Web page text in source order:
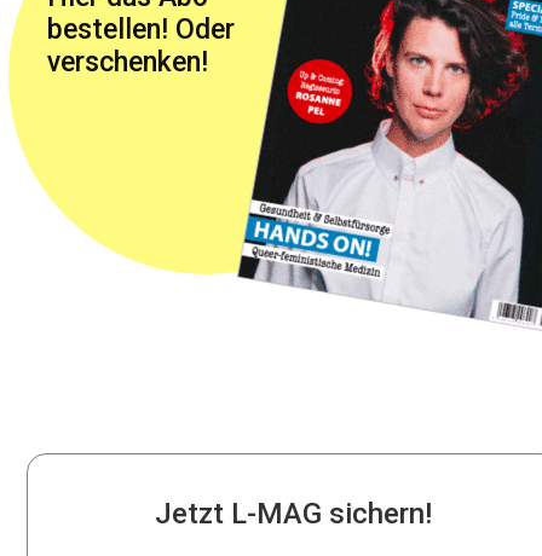
bestellen! Oder
verschenken!
Jetzt L-MAG sichern!